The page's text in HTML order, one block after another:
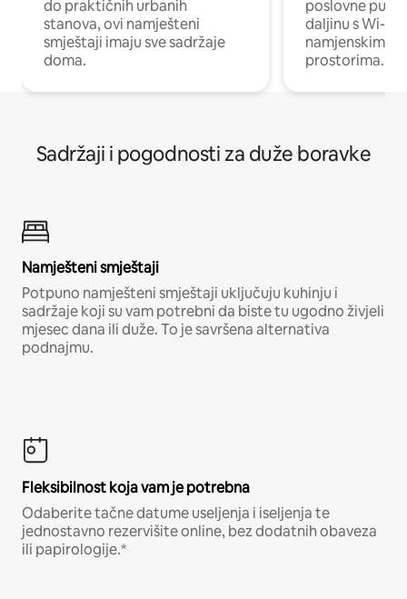
do praktičnih urbanih
stanova, ovi namješteni
smještaji imaju sve sadržaje
doma.
poslovne
daljinu s Wi-Fi
namjenskim
prostorima.
Sadržaji i pogodnosti za duže boravke
Namješteni smještaji
Potpuno namješteni smještaji uključuju kuhinju i
sadržaje koji su vam potrebni da biste tu ugodno živjeli
mjesec dana ili duže. To je savršena alternativa
podnajmu.
Fleksibilnost koja vam je potrebna
Odaberite tačne datume useljenja i iseljenja te
jednostavno rezervišite online, bez dodatnih obaveza
ili papirologije.*